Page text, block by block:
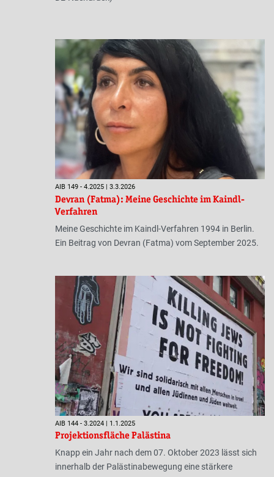
AIB 149 - 4.2025 | 3.3.2026
Devran (Fatma): Meine Geschichte im Kaindl-
Verfahren
Meine Geschichte im Kaindl-Verfahren 1994 in Berlin.
Ein Beitrag von Devran (Fatma) vom September 2025.
AIB 144 - 3.2024 | 1.1.2025
Projektionsfläche Palästina
Knapp ein Jahr nach dem 07. Oktober 2023 lässt sich
innerhalb der Palästinabewegung eine stärkere